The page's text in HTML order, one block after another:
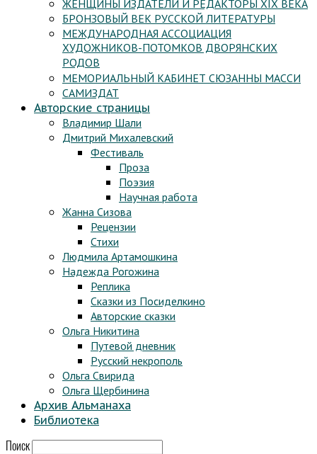
ЖЕНЩИНЫ ИЗДАТЕЛИ И РЕДАКТОРЫ XIX ВЕКА
БРОНЗОВЫЙ ВЕК РУССКОЙ ЛИТЕРАТУРЫ
МЕЖДУНАРОДНАЯ АССОЦИАЦИЯ
ХУДОЖНИКОВ-ПОТОМКОВ ДВОРЯНСКИХ
РОДОВ
МЕМОРИАЛЬНЫЙ КАБИНЕТ СЮЗАННЫ МАССИ
САМИЗДАТ
Авторские страницы
Владимир Шали
Дмитрий Михалевский
Фестиваль
Проза
Поэзия
Научная работа
Жанна Сизова
Рецензии
Стихи
Людмила Артамошкина
Надежда Рогожина
Реплика
Сказки из Посиделкино
Авторские сказки
Ольга Никитина
Путевой дневник
Русский некрополь
Ольга Свирида
Ольга Щербинина
Архив Альманаха
Библиотека
Поиск